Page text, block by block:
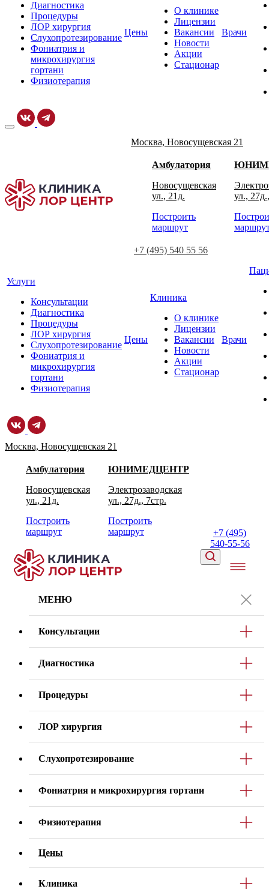
Диагностика
Процедуры
ЛОР хирургия
Слухопротезирование
Фониатрия и
микрохирургия
гортани
Физиотерапия
Цены
О клинике
Лицензии
Вакансии
Новости
Акции
Стационар
Врачи
Москва, Новосущевская 21
Амбулатория
Новосущевская
ул., 21д.
Построить
маршрут
ул.,
+7 (495) 540 55 56
Услуги
Консультации
Диагностика
Процедуры
ЛОР хирургия
Слухопротезирование
Фониатрия и
микрохирургия
гортани
Физиотерапия
Цены
Клиника
О клинике
Лицензии
Вакансии
Новости
Акции
Стационар
Врачи
Москва, Новосущевская 21
Амбулатория
Новосущевская
ул., 21д.
Построить
маршрут
ЮНИМЕДЦЕНТР
Электрозаводская
ул., 27д., 7стр.
Построить
маршрут
+7 (495)
540-55-56
МЕНЮ
Консультации
Диагностика
Процедуры
ЛОР хирургия
Слухопротезирование
Фониатрия и микрохирургия гортани
Физиотерапия
Цены
Клиника